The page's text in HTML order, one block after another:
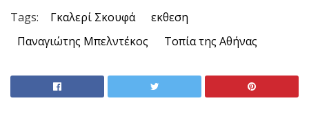
Tags: Γκαλερί Σκουφά
εκθεση
Παναγιώτης Μπελντέκος
Τοπία της Αθήνας